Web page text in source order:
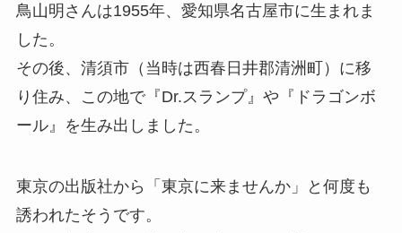
鳥山明さんは1955年、愛知県名古屋市に生まれま
した。
その後、清須市（当時は西春日井郡清洲町）に移
り住み、この地で『Dr.スランプ』や『ドラゴンボ
ール』を生み出しました。
東京の出版社から「東京に来ませんか」と何度も
誘われたそうです。